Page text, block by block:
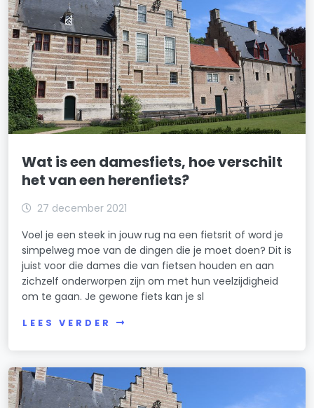
Wat is een damesfiets, hoe verschilt
het van een herenfiets?
27 december 2021
Voel je een steek in jouw rug na een fietsrit of word je
simpelweg moe van de dingen die je moet doen? Dit is
juist voor die dames die van fietsen houden en aan
zichzelf onderworpen zijn om met hun veelzijdigheid
om te gaan. Je gewone fiets kan je sl
LEES VERDER